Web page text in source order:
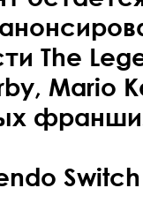
The
Mario